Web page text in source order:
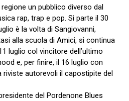
un pubblico diverso dal
rap, trap e pop. Si parte il 30
è la volta di Sangiovanni,
alla scuola di Amici, si continua
luglio col vincitore dell’ultimo
e, per finire, il 16 luglio con
riviste autorevoli il capostipite del
del Pordenone Blues